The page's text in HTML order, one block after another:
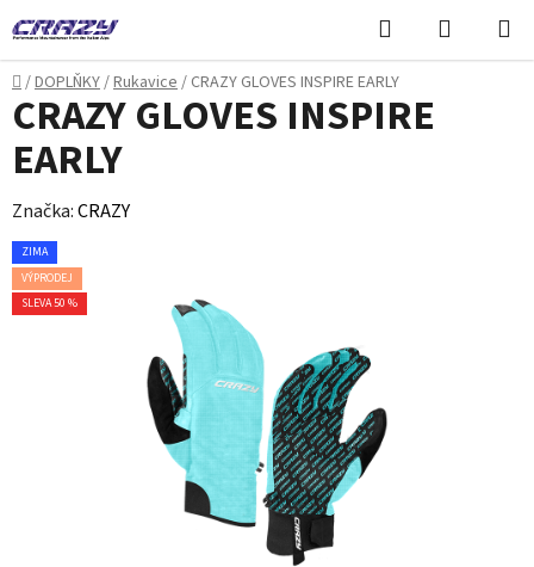
na
obsah
Hledat
KOŠÍK
Domů
/DOPLŇKY/Rukavice/ CRAZY GLOVES INSPIRE EARLY
CRAZY GLOVES INSPIRE
EARLY
Značka:CRAZY
ZIMA
VÝPRODEJ
SLEVA 50 %